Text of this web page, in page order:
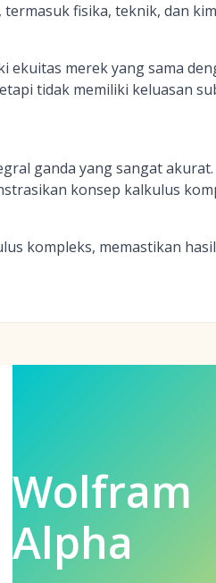
fisika, teknik, dan
merek yang sama
tidak memiliki keluasan
ganda yang sangat akurat.
konsep kalkulus
kompleks, memastikan
Wolfram
Alpha